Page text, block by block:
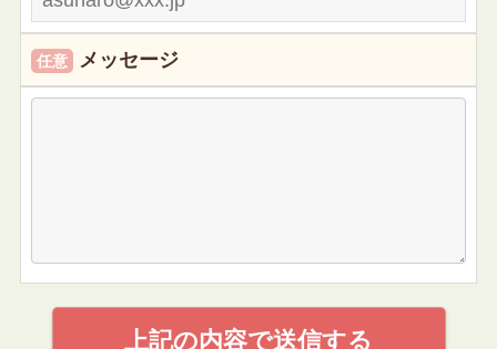
任意 メッセージ